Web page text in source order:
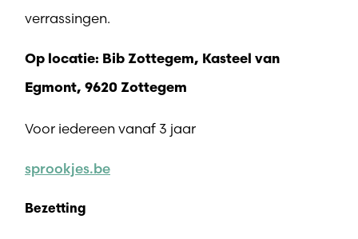
verrassingen.
Op locatie: Bib Zottegem, Kasteel van
Egmont, 9620 Zottegem
Voor iedereen vanaf 3 jaar
sprookjes.be
Bezetting